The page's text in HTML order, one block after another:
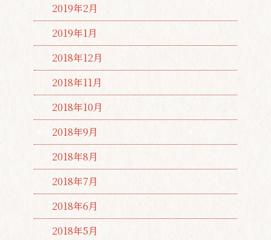
2019年2月
2019年1月
2018年12月
2018年11月
2018年10月
2018年9月
2018年8月
2018年7月
2018年6月
2018年5月